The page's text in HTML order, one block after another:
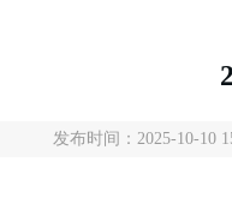
发布时间：2025-10-10